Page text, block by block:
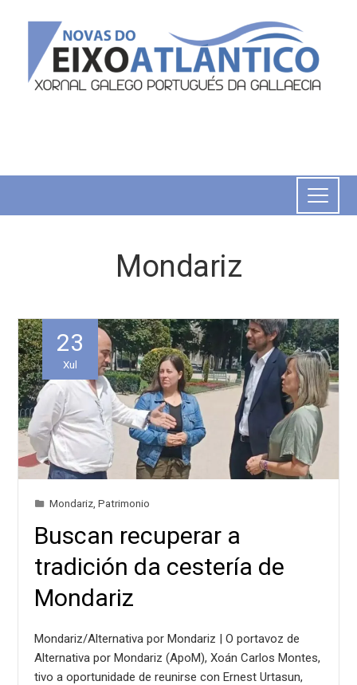
Mondariz
23
Xul
Mondariz ,Patrimonio
Buscan recuperar a
tradición da cestería de
Mondariz
Mondariz/Alternativa por Mondariz | O portavoz de
Alternativa por Mondariz (ApoM), Xoán Carlos Montes,
tivo a oportunidade de reunirse con Ernest Urtasun,